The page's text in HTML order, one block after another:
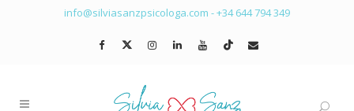
info@silviasanzpsicologa.com -+34 644 794 349